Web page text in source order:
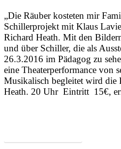
„Die Räuber kosteten mir
Schillerprojekt mit Klaus
Richard Heath. Mit den
und über Schiller, die als
26.3.2016 im Pädagog zu
eine Theaterperformance von
Musikalisch begleitet wird die
Heath. 20 Uhr Eintritt 15€,